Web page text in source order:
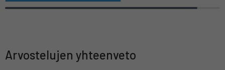
Arvostelujen yhteenveto